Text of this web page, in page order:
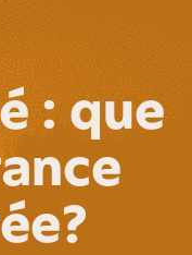
: que
?